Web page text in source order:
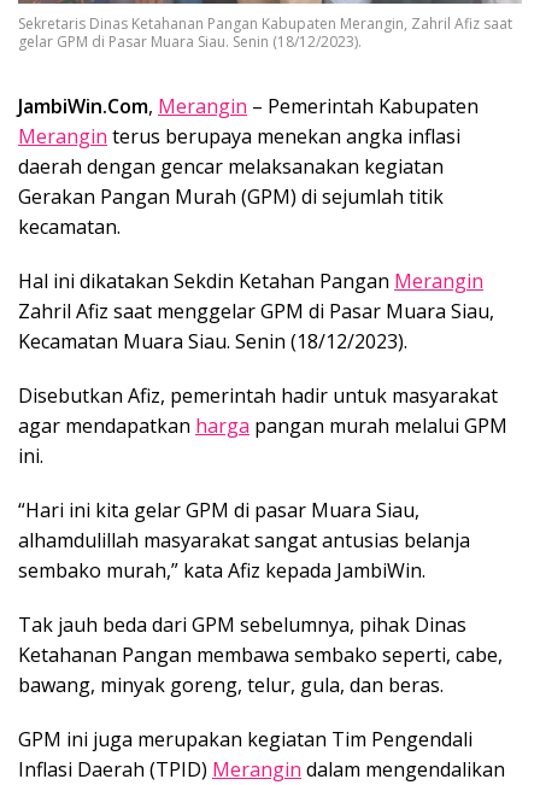
Sekretaris Dinas Ketahanan Pangan Kabupaten Merangin, Zahril Afiz saat
gelar GPM di Pasar Muara Siau. Senin (18/12/2023).
JambiWin.Com, Merangin – Pemerintah Kabupaten
Merangin terus berupaya menekan angka inflasi
daerah dengan gencar melaksanakan kegiatan
Gerakan Pangan Murah (GPM) di sejumlah titik
kecamatan.
Hal ini dikatakan Sekdin Ketahan Pangan Merangin
Zahril Afiz saat menggelar GPM di Pasar Muara Siau,
Kecamatan Muara Siau. Senin (18/12/2023).
Disebutkan Afiz, pemerintah hadir untuk masyarakat
agar mendapatkan harga pangan murah melalui GPM
ini.
“Hari ini kita gelar GPM di pasar Muara Siau,
alhamdulillah masyarakat sangat antusias belanja
sembako murah,” kata Afiz kepada JambiWin.
Tak jauh beda dari GPM sebelumnya, pihak Dinas
Ketahanan Pangan membawa sembako seperti, cabe,
bawang, minyak goreng, telur, gula, dan beras.
GPM ini juga merupakan kegiatan Tim Pengendali
Inflasi Daerah (TPID) Merangin dalam mengendalikan